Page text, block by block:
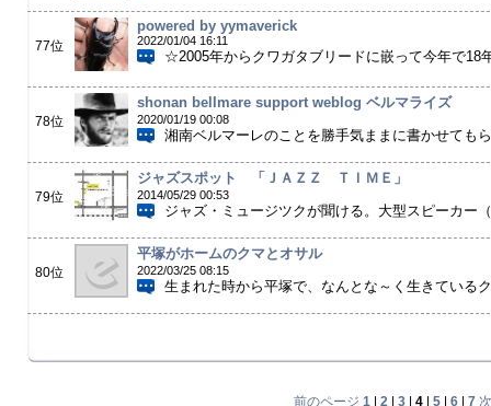
77位
powered by yymaverick
2022/01/04 16:11
☆2005年からクワガタブリードに嵌って今年で
78位
shonan bellmare support weblog ベルマライズ
2020/01/19 00:08
湘南ベルマーレのことを勝手気ままに書かせても
79位
ジャズスポット 「ＪＡＺＺ ＴＩＭＥ」
2014/05/29 00:53
ジャズ・ミュージツクが聞ける。大型スピーカー
80位
平塚がホームのクマとオサル
2022/03/25 08:15
生まれた時から平塚で、なんとな～く生きている
前のページ 1 2 3 4 5 6 7